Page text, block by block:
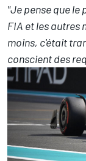
"Je pense que le
FIA et les autres
moins, c'était
conscient des